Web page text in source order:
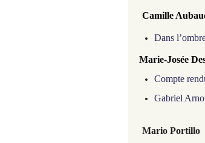
Camille
Dans
Marie-Josée
Compte
Gabriel
Mario Portillo